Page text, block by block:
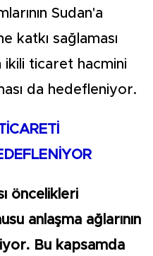
Sudan'a
katkı sağlaması
ikili ticaret hacmini
da hedefleniyor.
öncelikleri
anlaşma ağlarının
Bu kapsamda